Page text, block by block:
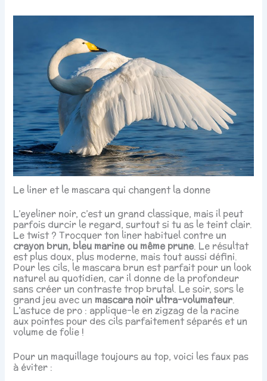
Le liner et le mascara qui changent la donne
L’eyeliner noir, c’est un grand classique, mais il peut
parfois durcir le regard, surtout si tu as le teint clair.
Le twist ? Trocquer ton liner habituel contre un
crayon brun, bleu marine ou même prune. Le résultat
est plus doux, plus moderne, mais tout aussi défini.
Pour les cils, le mascara brun est parfait pour un look
naturel au quotidien, car il donne de la profondeur
sans créer un contraste trop brutal. Le soir, sors le
grand jeu avec un mascara noir ultra-volumateur.
L’astuce de pro : applique-le en zigzag de la racine
aux pointes pour des cils parfaitement séparés et un
volume de folie !
Pour un maquillage toujours au top, voici les faux pas
à éviter :